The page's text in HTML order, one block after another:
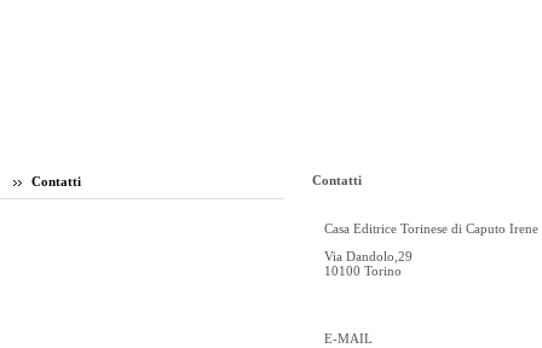
Contatti Contatti
Casa Editrice Torinese di Caputo Irene
Via Dandolo,29
10100 Torino
E-MAIL